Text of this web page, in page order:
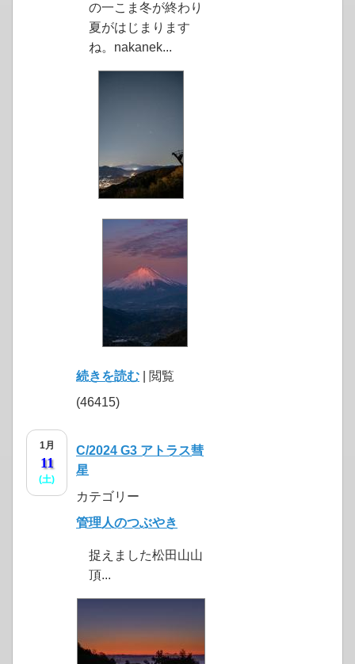
の一こま冬が終わり
夏がはじまります
ね。nakanek...
続きを読む | 閲覧
(46415)
1月
11
(土)
C/2024 G3 アトラス彗
星
カテゴリー
管理人のつぶやき
捉えました松田山山
頂...